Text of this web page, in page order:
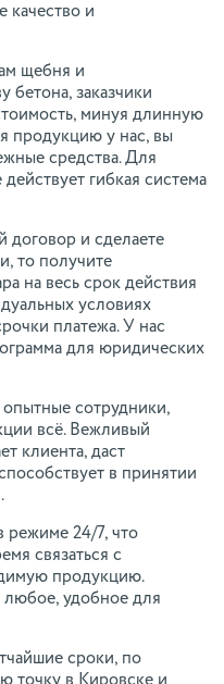
качество и
щебня и
бетона, заказчики
минуя длинную
продукцию у нас, вы
средства. Для
гибкая система
договор и сделаете
то получите
на весь срок действия
условиях
платежа. У нас
для юридических
сотрудники,
всё. Вежливый
клиента, даст
в принятии
режиме 24/7, что
связаться с
продукцию.
любое, удобное для
сроки, по
точку в Кировске и